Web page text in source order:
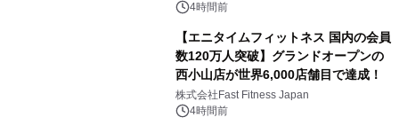
4時間前
【エニタイムフィットネス 国内の会員
数120万人突破】グランドオープンの
西小山店が世界6,000店舗目で達成！
株式会社Fast Fitness Japan
4時間前